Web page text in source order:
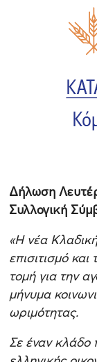
Δήλωση
Συλλογική
«Η νέα
επισιτισμό
τομή για την
μήνυμα
ωριμότητας.
Σε έναν κλάδο